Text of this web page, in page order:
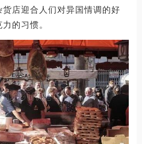
店迎合人们对异国情调的好
的习惯。